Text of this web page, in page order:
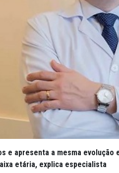
e apresenta a mesma evolução
etária, explica especialista